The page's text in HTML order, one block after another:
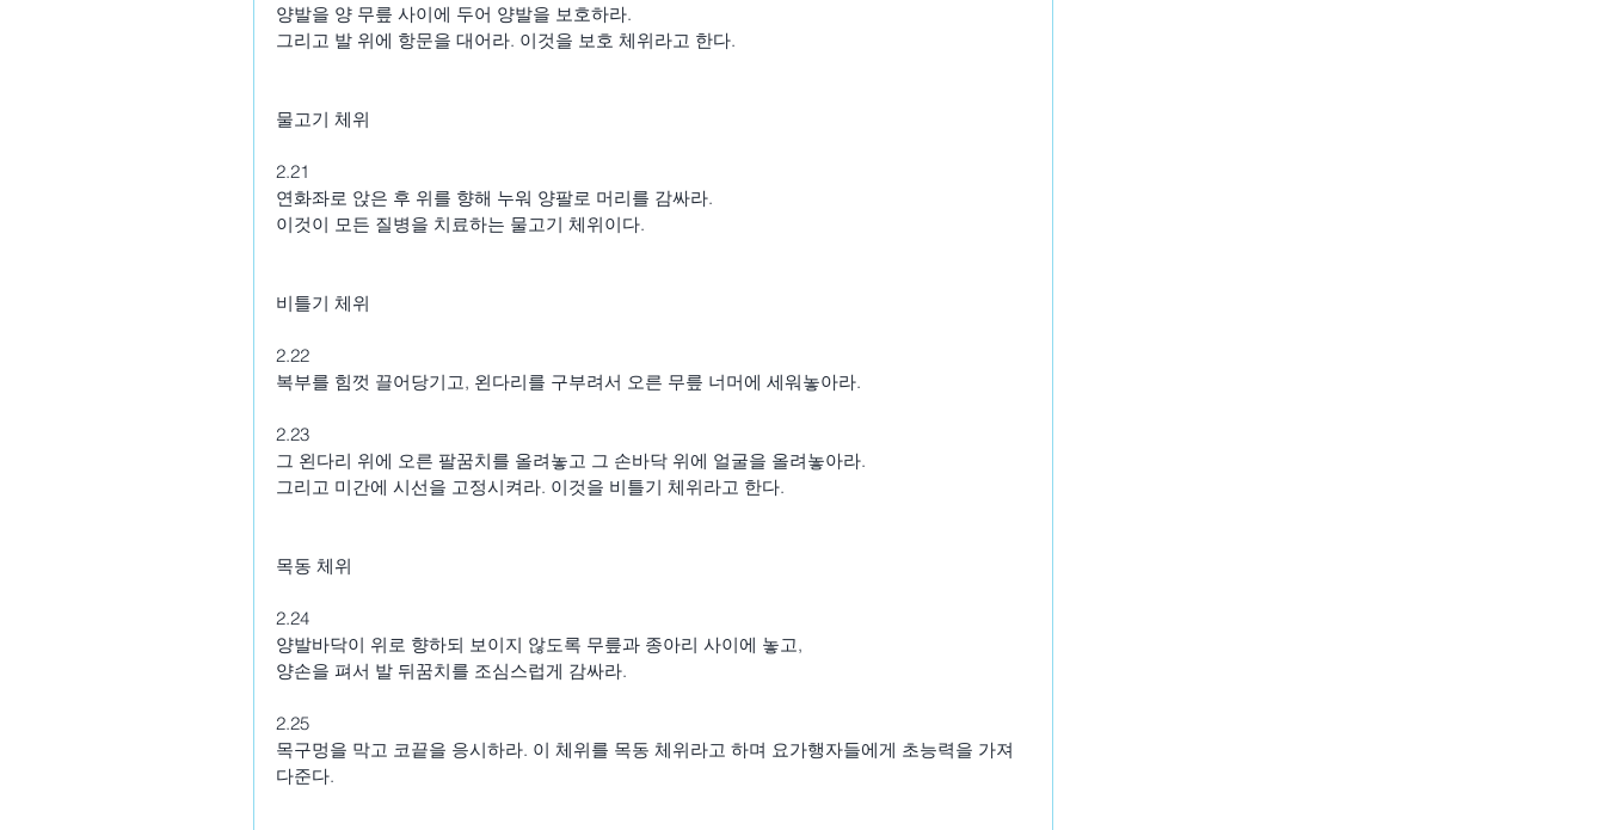
양발을 양 무릎 사이에 두어 양발을 보호하라.
그리고 발 위에 항문을 대어라. 이것을 보호 체위라고 한다.
물고기 체위
2.21
연화좌로 앉은 후 위를 향해 누워 양팔로 머리를 감싸라.
이것이 모든 질병을 치료하는 물고기 체위이다.
비틀기 체위
2.22
복부를 힘껏 끌어당기고, 왼다리를 구부려서 오른 무릎 너머에 세워놓아라.
2.23
그 왼다리 위에 오른 팔꿈치를 올려놓고 그 손바닥 위에 얼굴을 올려놓아라.
그리고 미간에 시선을 고정시켜라. 이것을 비틀기 체위라고 한다.
목동 체위
2.24
양발바닥이 위로 향하되 보이지 않도록 무릎과 종아리 사이에 놓고,
양손을 펴서 발 뒤꿈치를 조심스럽게 감싸라.
2.25
목구멍을 막고 코끝을 응시하라. 이 체위를 목동 체위라고 하며 요가행자들에게 초능력을 가져
다준다.